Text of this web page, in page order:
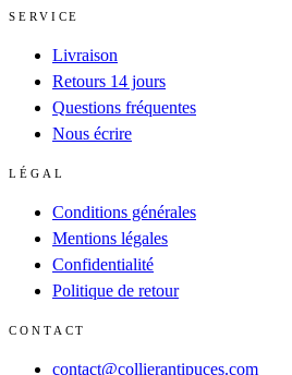
SERVICE
Livraison
Retours 14 jours
Questions fréquentes
Nous écrire
LÉGAL
Conditions générales
Mentions légales
Confidentialité
Politique de retour
CONTACT
contact@collierantipuces.com